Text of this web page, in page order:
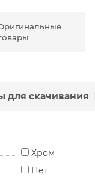
для скачивания
Хром
Нет